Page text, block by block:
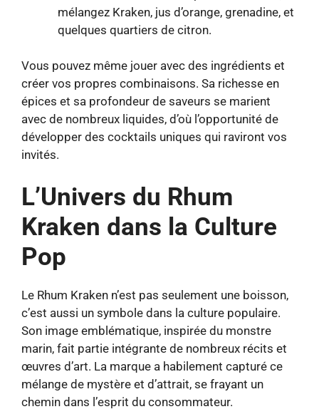
mélangez Kraken, jus d’orange, grenadine, et
quelques quartiers de citron.
Vous pouvez même jouer avec des ingrédients et
créer vos propres combinaisons. Sa richesse en
épices et sa profondeur de saveurs se marient
avec de nombreux liquides, d’où l’opportunité de
développer des cocktails uniques qui raviront vos
invités.
L’Univers du Rhum
Kraken dans la Culture
Pop
Le Rhum Kraken n’est pas seulement une boisson,
c’est aussi un symbole dans la culture populaire.
Son image emblématique, inspirée du monstre
marin, fait partie intégrante de nombreux récits et
œuvres d’art. La marque a habilement capturé ce
mélange de mystère et d’attrait, se frayant un
chemin dans l’esprit du consommateur.